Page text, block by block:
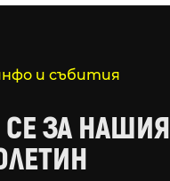
и събития
ЗА НАШИЯ